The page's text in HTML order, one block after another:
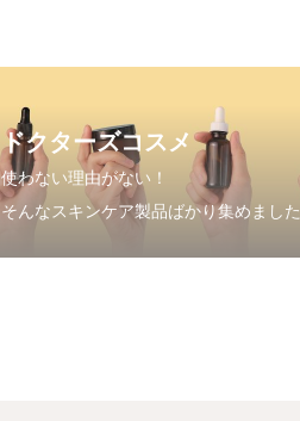
ドクターズコスメ
使わない理由がない！
そんなスキンケア製品ばかり集めました